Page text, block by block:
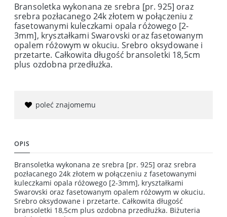
Bransoletka wykonana ze srebra [pr. 925] oraz
srebra pozłacanego 24k złotem w połączeniu z
fasetowanymi kuleczkami opala różowego [2-
3mm], kryształkami Swarovski oraz fasetowanym
opalem różowym w okuciu. Srebro oksydowane i
przetarte. Całkowita długość bransoletki 18,5cm
plus ozdobna przedłużka.
poleć znajomemu
OPIS
Bransoletka wykonana ze srebra [pr. 925] oraz srebra
pozłacanego 24k złotem w połączeniu z fasetowanymi
kuleczkami opala różowego [2-3mm], kryształkami
Swarovski oraz fasetowanym opalem różowym w okuciu.
Srebro oksydowane i przetarte. Całkowita długość
bransoletki 18,5cm plus ozdobna przedłużka. Biżuteria